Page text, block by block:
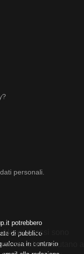
personali.
potrebbero
di pubblico
in contrario
di essi sono
altri ci aiutano a